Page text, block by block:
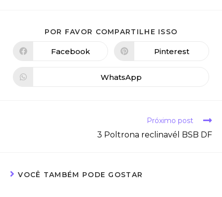
POR FAVOR COMPARTILHE ISSO
Facebook Pinterest
WhatsApp
Próximo post
3 Poltrona reclinavél BSB DF
VOCÊ TAMBÉM PODE GOSTAR